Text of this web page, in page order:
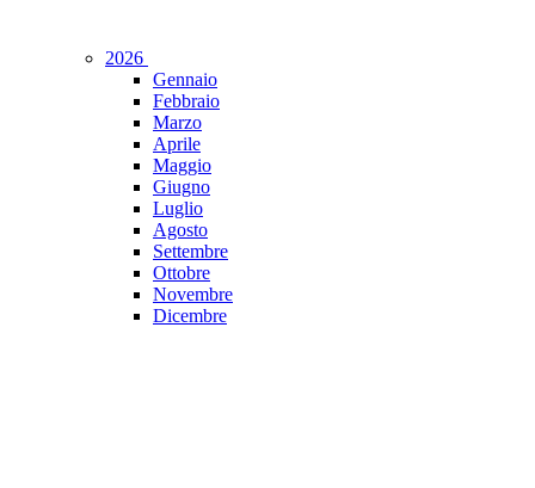
2026
Gennaio
Febbraio
Marzo
Aprile
Maggio
Giugno
Luglio
Agosto
Settembre
Ottobre
Novembre
Dicembre